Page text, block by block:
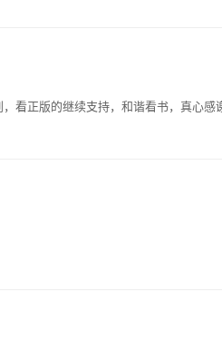
看正版的继续支持，和谐看书，真心感